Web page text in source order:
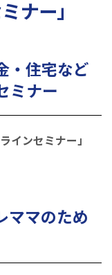
ナー」
・住宅など
ミナー
インセミナー」
ママのため